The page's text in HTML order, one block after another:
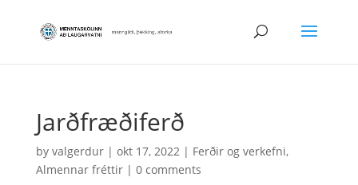
Jarðfræðiferð
by valgerdur| okt 17, 2022| Ferðir og verkefni,
Almennar fréttir| 0 comments